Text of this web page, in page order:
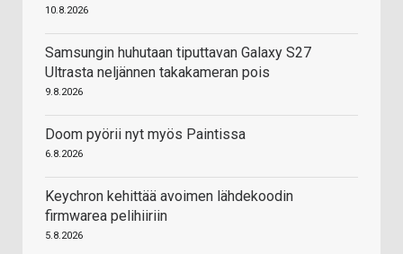
10.8.2026
Samsungin huhutaan tiputtavan Galaxy S27
Ultrasta neljännen takakameran pois
9.8.2026
Doom pyörii nyt myös Paintissa
6.8.2026
Keychron kehittää avoimen lähdekoodin
firmwarea pelihiiriin
5.8.2026